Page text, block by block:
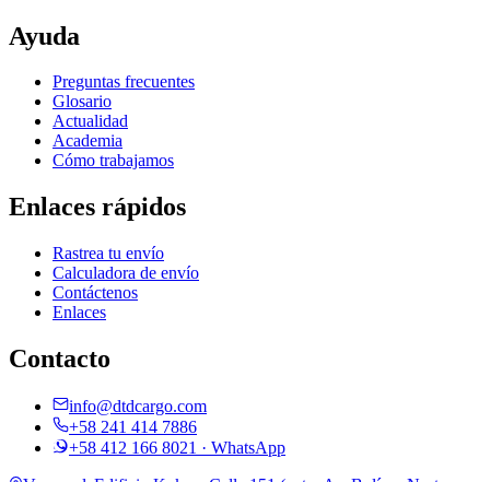
Ayuda
Preguntas frecuentes
Glosario
Actualidad
Academia
Cómo trabajamos
Enlaces rápidos
Rastrea tu envío
Calculadora de envío
Contáctenos
Enlaces
Contacto
info@dtdcargo.com
+58 241 414 7886
+58 412 166 8021 · WhatsApp